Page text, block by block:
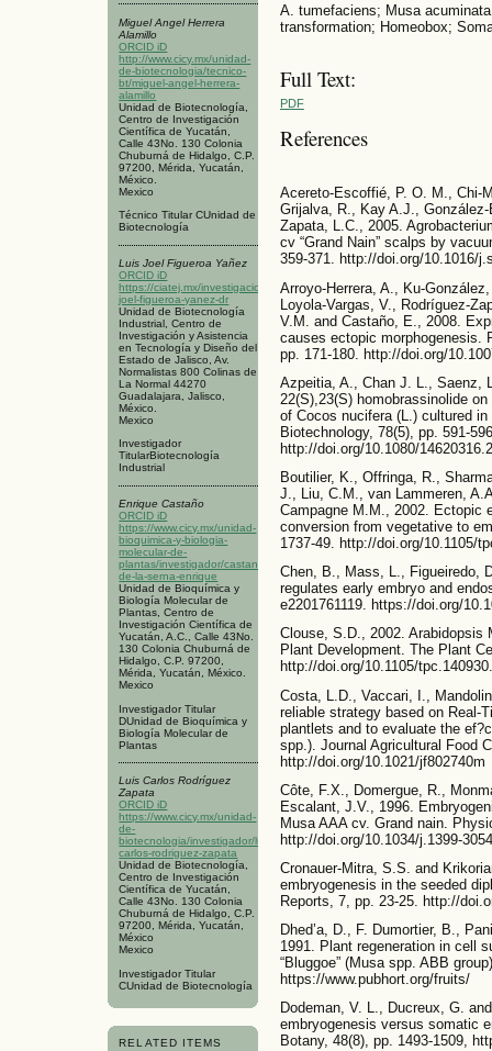
Miguel Angel Herrera
Alamillo
ORCID iD
http://www.cicy.mx/unidad-
de-biotecnologia/tecnico-
bt/miguel-angel-herrera-
alamillo
Unidad de Biotecnología,
Centro de Investigación
Científica de Yucatán,
Calle 43No. 130 Colonia
Chuburná de Hidalgo, C.P.
97200, Mérida, Yucatán,
México.
Mexico
Técnico Titular CUnidad de
Biotecnología
Luis Joel Figueroa Yañez
ORCID iD
https://ciatej.mx/investigacion/investigador/luis-
joel-figueroa-yanez-dr
Unidad de Biotecnología
Industrial, Centro de
Investigación y Asistencia
en Tecnología y Diseño del
Estado de Jalisco, Av.
Normalistas 800 Colinas de
La Normal 44270
Guadalajara, Jalisco,
México.
Mexico
Investigador
TitularBiotecnología
Industrial
Enrique Castaño
ORCID iD
https://www.cicy.mx/unidad-
bioquimica-y-biologia-
molecular-de-
plantas/investigador/castano-
de-la-serna-enrique
Unidad de Bioquímica y
Biología Molecular de
Plantas, Centro de
Investigación Científica de
Yucatán, A.C., Calle 43No.
130 Colonia Chuburná de
Hidalgo, C.P. 97200,
Mérida, Yucatán, México.
Mexico
Investigador Titular
DUnidad de Bioquímica y
Biología Molecular de
Plantas
Luis Carlos Rodríguez
Zapata
ORCID iD
https://www.cicy.mx/unidad-
de-
biotecnologia/investigador/luis-
carlos-rodriguez-zapata
Unidad de Biotecnología,
Centro de Investigación
Científica de Yucatán,
Calle 43No. 130 Colonia
Chuburná de Hidalgo, C.P.
97200, Mérida, Yucatán,
México
Mexico
Investigador Titular
CUnidad de Biotecnología
RELATED ITEMS
A. tumefaciens; Musa
transformation; Homeobox;
Full Text:
PDF
References
Acereto-Escoffié, P. O. M., Chi-
Grijalva, R., Kay A.J.,
Zapata, L.C., 2005.
cv “Grand Nain” scalps by
359-371. http://doi.org/10.1016/
Arroyo-Herrera, A., Ku-
Loyola-Vargas, V., Rodríguez-
V.M. and Castaño, E., 2008.
causes ectopic morphogenesis.
pp. 171-180. http://doi.org/
Azpeitia, A., Chan J. L., Saenz,
22(S),23(S) homobrassinolide
of Cocos nucifera (L.) cultured
Biotechnology, 78(5), pp. 591-
http://doi.org/10.1080/
Boutilier, K., Offringa, R.,
J., Liu, C.M., van Lammeren,
Campagne M.M., 2002. Ectopic
conversion from vegetative to
1737-49. http://doi.org/10.1105/
Chen, B., Mass, L., Figueiredo,
regulates early embryo and
e2201761119. https://doi.org/
Clouse, S.D., 2002. Arabidopsis
Plant Development. The Plant
http://doi.org/10.1105/tpc.140930.
Costa, L.D., Vaccari, I.,
reliable strategy based on Real-
plantlets and to evaluate the
spp.). Journal Agricultural Food
http://doi.org/10.1021/jf802740m
Côte, F.X., Domergue, R.,
Escalant, J.V., 1996.
Musa AAA cv. Grand nain.
http://doi.org/10.1034/j.1399-
Cronauer-Mitra, S.S. and
embryogenesis in the seeded
Reports, 7, pp. 23-25. http://
Dhed’a, D., F. Dumortier, B.,
1991. Plant regeneration in cell
“Bluggoe” (Musa spp. ABB
https://www.pubhort.org/fruits/
Dodeman, V. L., Ducreux, G.
embryogenesis versus somatic
Botany, 48(8), pp. 1493-1509,